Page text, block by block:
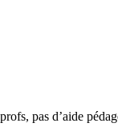
pas d’aide